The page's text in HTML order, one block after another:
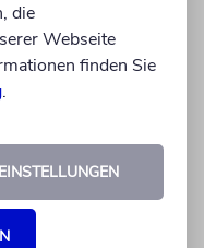
die
Webseite
finden Sie
.
EINSTELLUNGEN